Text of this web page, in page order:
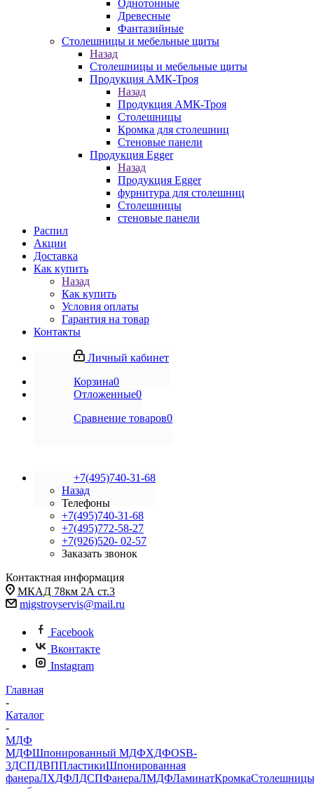
Однотонные
Древесные
Фантазийные
Столешницы и мебельные щиты
Назад
Столешницы и мебельные щиты
Продукция АМК-Троя
Назад
Продукция АМК-Троя
Столешницы
Кромка для столешниц
Стеновые панели
Продукция Egger
Назад
Продукция Egger
фурнитура для столешниц
Столешницы
стеновые панели
Распил
Акции
Доставка
Как купить
Назад
Как купить
Условия оплаты
Гарантия на товар
Контакты
Личный кабинет
Корзина0
Отложенные0
Сравнение товаров0
+7(495)740-31-68
Назад
Телефоны
+7(495)740-31-68
+7(495)772-58-27
+7(926)520- 02-57
Заказать звонок
Контактная информация
МКАД 78км 2А ст.3
migstroyservis@mail.ru
Facebook
Вконтакте
Instagram
Главная
-
Каталог
-
МДФ
МДФШпонированный МДФХДФOSB-
3ДСПДВППластикиШпонированная
фанераЛХДФЛДСПФанераЛМДФЛаминатКромкаСтолешницы